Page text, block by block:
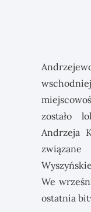
zostało
Andrzeja
We
ostatnia